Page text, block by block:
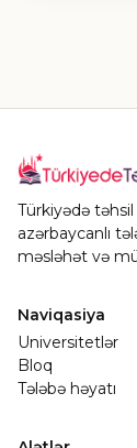
Türkiyədə
azərbaycanlı
məsləhət və
Naviqasiya
Universitetlər
Bloq
Tələbə həyatı